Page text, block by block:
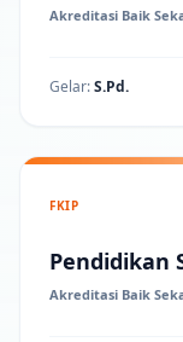
Akreditasi Baik
Gelar:S.Pd.
FKIP
Pendidikan
Akreditasi Baik